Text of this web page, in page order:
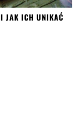
JAK ICH UNIKAĆ